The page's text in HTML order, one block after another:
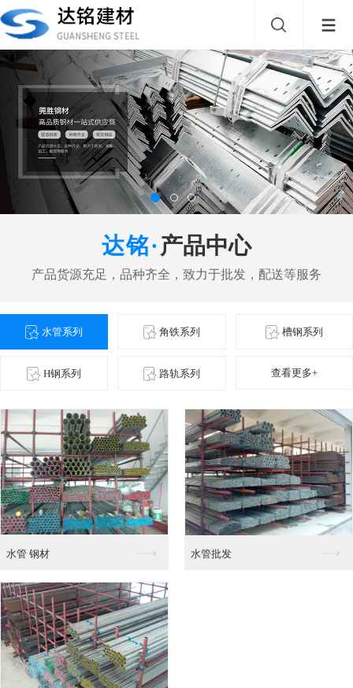
产品中心
水管系列 角铁系列 槽钢系列
H钢系列 路轨系列 查看更多+